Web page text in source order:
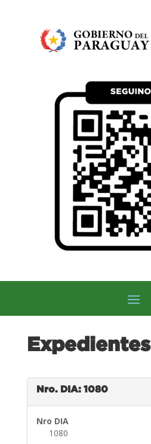
Expedientes
Nro. DIA: 1080
Nro DIA
1080